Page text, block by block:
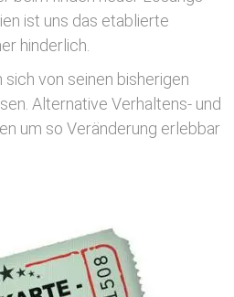
ist uns das etablierte
hinderlich.
von seinen bisherigen
Alternative Verhaltens- und
um so Veränderung erlebbar